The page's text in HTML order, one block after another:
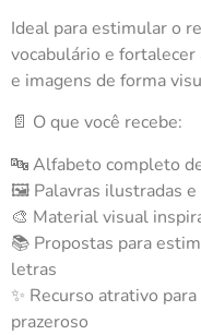
Ideal para estimular o
vocabulário e fortalecer
e imagens de forma
📄 O que você recebe:
🔤 Alfabeto completo
🖼️ Palavras ilustradas e
🎨 Material visual
📚 Propostas para
letras
✨ Recurso atrativo
prazeroso